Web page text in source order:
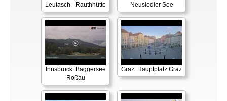
Leutasch - Rauthhütte
Neusiedler See
Innsbruck: Baggersee
Roßau
Graz: Hauptplatz Graz